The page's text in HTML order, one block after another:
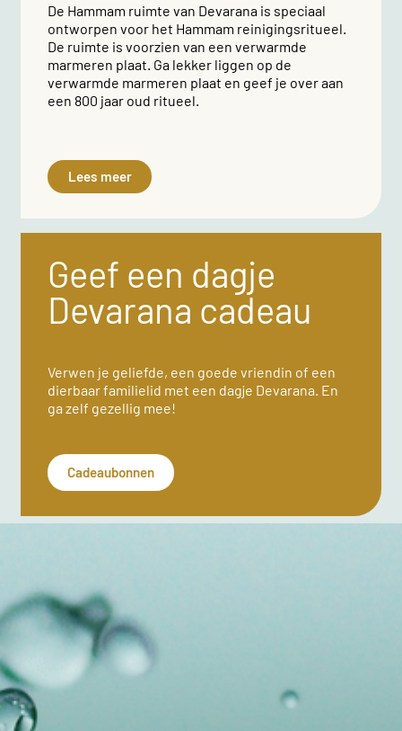
De Hammam ruimte van Devarana is speciaal
ontworpen voor het Hammam reinigingsritueel.
De ruimte is voorzien van een verwarmde
marmeren plaat. Ga lekker liggen op de
verwarmde marmeren plaat en geef je over aan
een 800 jaar oud ritueel.
Lees meer
Geef een dagje
Devarana cadeau
Verwen je geliefde, een goede vriendin of een
dierbaar familielid met een dagje Devarana. En
ga zelf gezellig mee!
Cadeaubonnen